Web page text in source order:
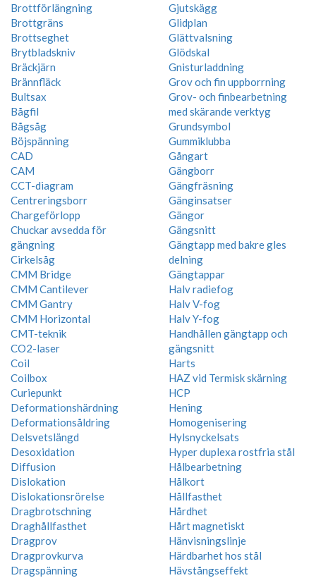
Brottförlängning
Brottgräns
Brottseghet
Brytbladskniv
Bräckjärn
Brännfläck
Bultsax
Bågfil
Bågsåg
Böjspänning
CAD
CAM
CCT-diagram
Centreringsborr
Chargeförlopp
Chuckar avsedda för
gängning
Cirkelsåg
CMM Bridge
CMM Cantilever
CMM Gantry
CMM Horizontal
CMT-teknik
CO2-laser
Coil
Coilbox
Curiepunkt
Deformationshärdning
Deformationsåldring
Delsvetslängd
Desoxidation
Diffusion
Dislokation
Dislokationsrörelse
Dragbrotschning
Draghållfasthet
Dragprov
Dragprovkurva
Dragspänning
Gjutskägg
Glidplan
Glättvalsning
Glödskal
Gnisturladdning
Grov och fin uppborrning
Grov- och finbearbetning
med skärande verktyg
Grundsymbol
Gummiklubba
Gångart
Gängborr
Gängfräsning
Gänginsatser
Gängor
Gängsnitt
Gängtapp med bakre gles
delning
Gängtappar
Halv radiefog
Halv V-fog
Halv Y-fog
Handhållen gängtapp och
gängsnitt
Harts
HAZ vid Termisk skärning
HCP
Hening
Homogenisering
Hylsnyckelsats
Hyper duplexa rostfria stål
Hålbearbetning
Hålkort
Hållfasthet
Hårdhet
Hårt magnetiskt
Hänvisningslinje
Härdbarhet hos stål
Hävstångseffekt